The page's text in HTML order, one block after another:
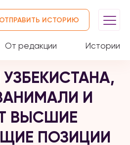
От редакции Истории
ОТПРАВИТЬ ИСТОРИЮ
И
ВЫСШИЕ
ПОЗИЦИИ